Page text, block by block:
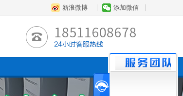
新浪微博 添加微信